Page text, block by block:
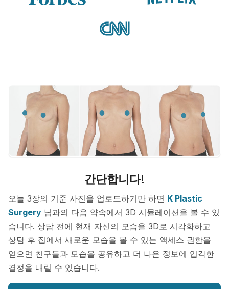
간단합니다!
오늘 3장의 기준 사진을 업로드하기만 하면 K Plastic
Surgery 님과의 다음 약속에서 3D 시뮬레이션을 볼 수 있
습니다. 상담 전에 현재 자신의 모습을 3D로 시각화하고
상담 후 집에서 새로운 모습을 볼 수 있는 액세스 권한을
얻으면 친구들과 모습을 공유하고 더 나은 정보에 입각한
결정을 내릴 수 있습니다.